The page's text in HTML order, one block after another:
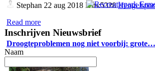
Stephan 22 aug 2018 Hits:5328
Read more
Droogteproblemen nog niet voorbij: grote…
Inschrijven Nieuwsbrief
Naam